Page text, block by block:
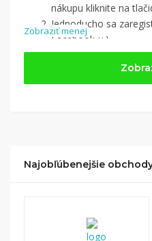
nákupu kliknite na
Jednoducho sa
Facebook-u.)
Jednoducho sinájdite
(v ponuke je cca
Kliknite na tlačidlo
nákupu, si tieto
Zobraziť menej
Najobľúbenejšie